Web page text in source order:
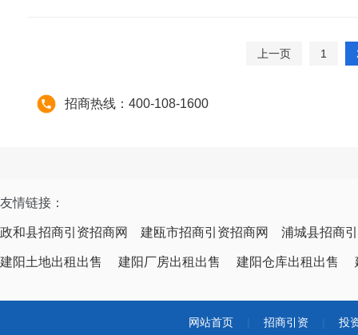
上一页 1
招商热线：400-108-1600
友情链接：
政和县招商引资招商网 建瓯市招商引资招商网 浦城县招商
建阳土地出租出售 建阳厂房出租出售 建阳仓库出租出售
网站首页 招商引资 投